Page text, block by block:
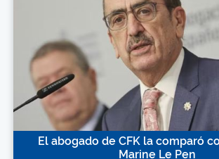
El abogado de CFK la comparó
Marine Le Pen